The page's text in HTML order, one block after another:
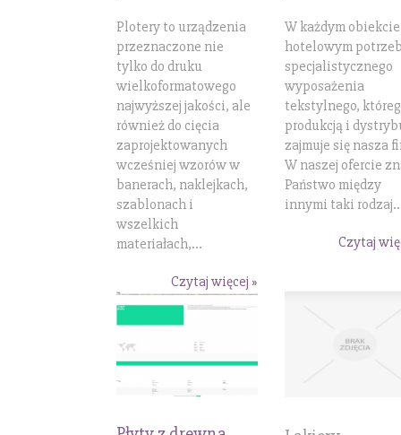
Plotery to urządzenia
przeznaczone nie
tylko do druku
wielkoformatowego
najwyższej jakości, ale
również do cięcia
zaprojektowanych
wcześniej wzorów w
banerach, naklejkach,
szablonach i
wszelkich
materiałach,...
Czytaj więcej »
W każdym obiekcie
hotelowym
specjalistycznego
wyposażenia
tekstylnego,
produkcją i
zajmuje się nasza
W naszej ofercie
Państwo między
innymi taki
Czytaj